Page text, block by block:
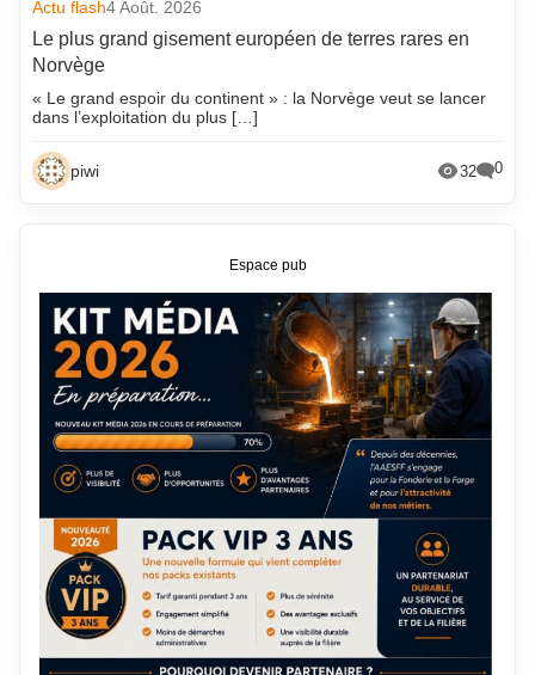
Actu flash4 Août. 2026
Le plus grand gisement européen de terres rares en
Norvège
« Le grand espoir du continent » : la Norvège veut se lancer
dans l’exploitation du plus […]
piwi 32 0
Espace pub